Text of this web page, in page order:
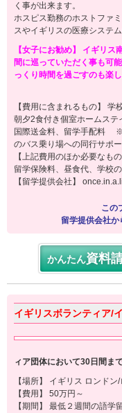
く事が出来ます。
ホスピス勤務のホストファ
スやイギリスの医療システ
【女子にお勧め】 イギリ
間に巡っていただく事も可
っくり時間を過ごすのも楽し
【費用に含まれるもの】 学
朝夕2食付き個室ホームステ
国際送金料、留学手配料 ※
のバス乗り場への同行
【上記費用のほか必要なも
留学保険料、昼食代、学校
【留学提供会社】
この
留学提供会社か
かんたん資料
イギリスボランティア/
ィア団体において30日間ま
【場所】 イギリス ロンドン
【費用】 50万円～
【期間】 最低２週間の語